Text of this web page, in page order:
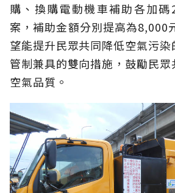
購、換購電動機車補助各加碼
案，補助金額分別提高為8,000
望能提升民眾共同降低空氣污
管制兼具的雙向措施，鼓勵民
空氣品質。